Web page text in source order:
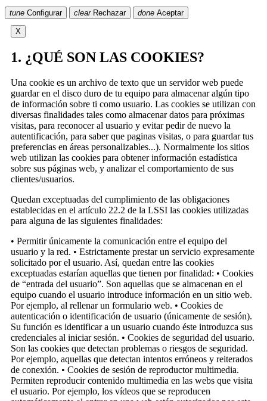
tune Configurar clear Rechazar done Aceptar
X
1. ¿QUÉ SON LAS COOKIES?
Una cookie es un archivo de texto que un servidor web puede
guardar en el disco duro de tu equipo para almacenar algún tipo
de información sobre ti como usuario. Las cookies se utilizan con
diversas finalidades tales como almacenar datos para próximas
visitas, para reconocer al usuario y evitar pedir de nuevo la
autentificación, para saber que paginas visitas, o para guardar tus
preferencias en áreas personalizables...). Normalmente los sitios
web utilizan las cookies para obtener información estadística
sobre sus páginas web, y analizar el comportamiento de sus
clientes/usuarios.
Quedan exceptuadas del cumplimiento de las obligaciones
establecidas en el artículo 22.2 de la LSSI las cookies utilizadas
para alguna de las siguientes finalidades:
• Permitir únicamente la comunicación entre el equipo del
usuario y la red. • Estrictamente prestar un servicio expresamente
solicitado por el usuario. Así, quedan entre las cookies
exceptuadas estarían aquellas que tienen por finalidad: • Cookies
de “entrada del usuario”. Son aquellas que se almacenan en el
equipo cuando el usuario introduce información en un sitio web.
Por ejemplo, al rellenar un formulario web. • Cookies de
autenticación o identificación de usuario (únicamente de sesión).
Su función es identificar a un usuario cuando éste introduzca sus
credenciales al iniciar sesión. • Cookies de seguridad del usuario.
Son las cookies que detectan problemas o riesgos de seguridad.
Por ejemplo, aquellas que detectan intentos erróneos y reiterados
de conexión. • Cookies de sesión de reproductor multimedia.
Permiten reproducir contenido multimedia en las webs que visita
el usuario. Por ejemplo, los vídeos que se reproducen